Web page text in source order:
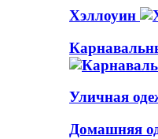
Хэллоуин
Уличная
Домашняя